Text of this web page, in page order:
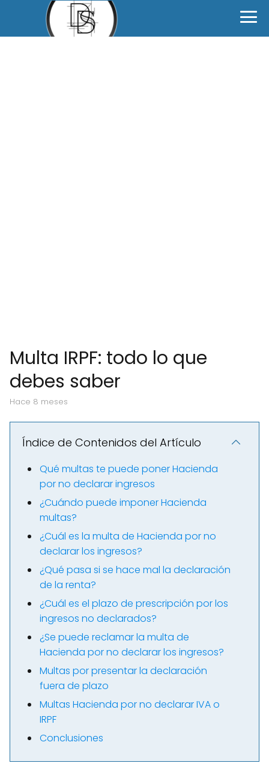
Multa IRPF: todo lo que
debes saber
hace 8 meses
Índice de Contenidos del Artículo
Qué multas te puede poner Hacienda
por no declarar ingresos
¿Cuándo puede imponer Hacienda
multas?
¿Cuál es la multa de Hacienda por no
declarar los ingresos?
¿Qué pasa si se hace mal la declaración
de la renta?
¿Cuál es el plazo de prescripción por los
ingresos no declarados?
¿Se puede reclamar la multa de
Hacienda por no declarar los ingresos?
Multas por presentar la declaración
fuera de plazo
Multas Hacienda por no declarar IVA o
IRPF
Conclusiones